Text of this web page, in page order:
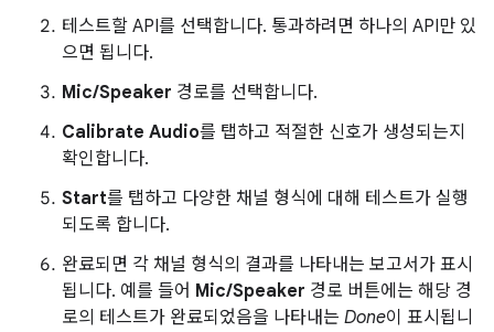
테스트할 API를 선택합니다. 통과하려면 하나의 API만 있
으면 됩니다.
Mic/Speaker 경로를 선택합니다.
Calibrate Audio를 탭하고 적절한 신호가 생성되는지
확인합니다.
Start를 탭하고 다양한 채널 형식에 대해 테스트가 실행
되도록 합니다.
완료되면 각 채널 형식의 결과를 나타내는 보고서가 표시
됩니다. 예를 들어 Mic/Speaker 경로 버튼에는 해당 경
로의 테스트가 완료되었음을 나타내는 Done이 표시됩니